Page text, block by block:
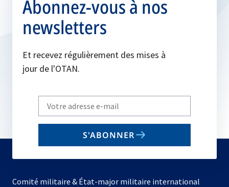
Abonnez-vous à nos
newsletters
Et recevez régulièrement des mises à
jour de l'OTAN.
Write
your
email
S'ABONNER
Comité militaire & État-major militaire international